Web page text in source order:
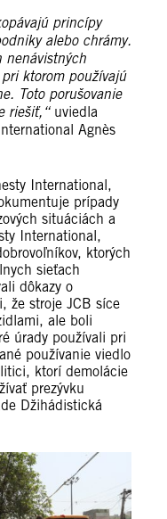
princípy
alebo chrámy.
nenávistných
ktorom používajú
Toto porušovanie
riešiť,“uviedla
Agnès
International,
prípady
situáciách a
International,
ktorých
sieťach
dôkazy o
že stroje JCB síce
ale boli
úrady používali pri
používanie viedlo
ktorí demolácie
prezývku
Džihádistická